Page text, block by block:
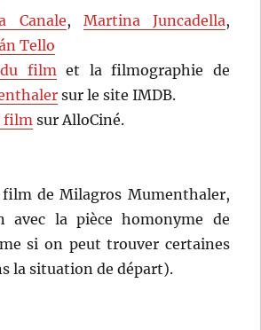
Canale, Martina Juncadella,
Tello
film et la filmographie de
sur le site IMDB.
film sur AlloCiné.
de Milagros Mumenthaler,
avec la pièce homonyme de
si on peut trouver certaines
la situation de départ).